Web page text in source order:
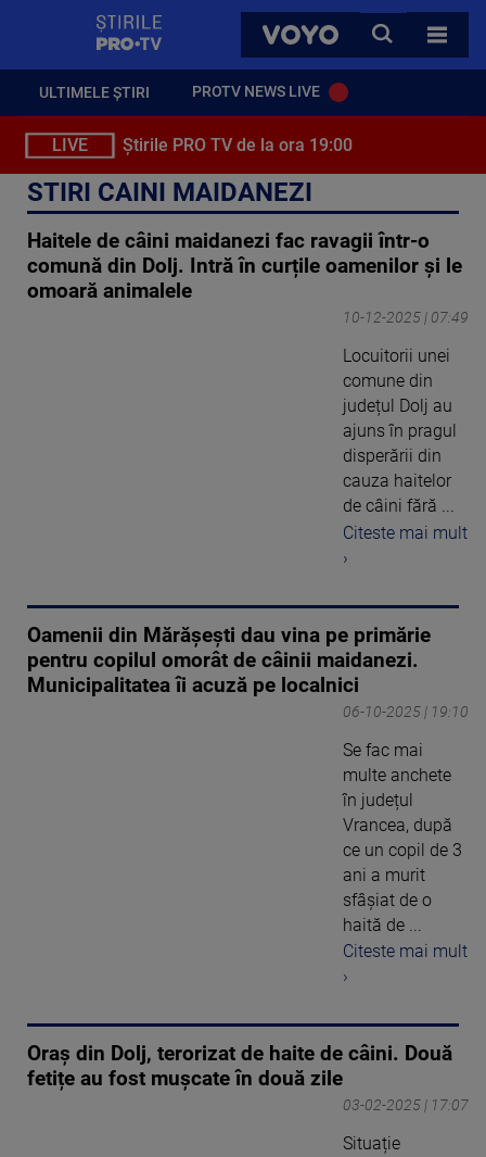
VOYO
CAUTA
TOATE
ULTIMELE ȘTIRI PROTV NEWS LIVE
LIVE Știrile PRO TV de la ora 19:00
STIRI CAINI MAIDANEZI
Haitele de câini maidanezi fac ravagii într-o
comună din Dolj. Intră în curțile oamenilor și le
omoară animalele
10-12-2025 | 07:49
Locuitorii unei
comune din
județul Dolj au
ajuns în pragul
disperării din
cauza haitelor
de câini fără ...
Citeste mai mult
›
Oamenii din Mărășești dau vina pe primărie
pentru copilul omorât de câinii maidanezi.
Municipalitatea îi acuză pe localnici
06-10-2025 | 19:10
Se fac mai
multe anchete
în județul
Vrancea, după
ce un copil de 3
ani a murit
sfâșiat de o
haită de ...
Citeste mai mult
›
Oraș din Dolj, terorizat de haite de câini. Două
fetițe au fost mușcate în două zile
03-02-2025 | 17:07
Situație